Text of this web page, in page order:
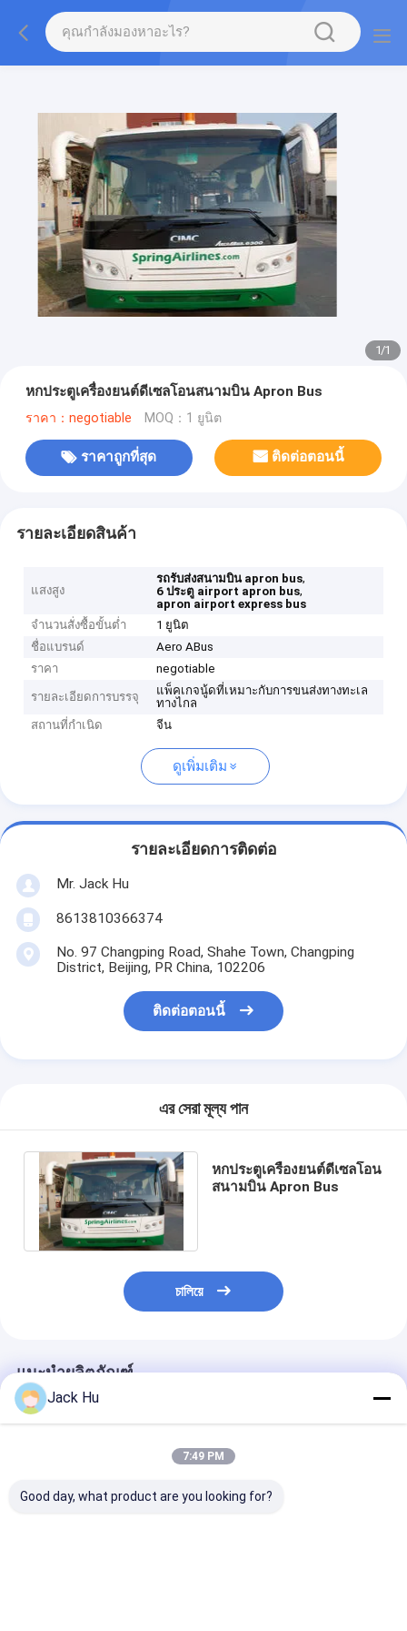
1/1
หกประตูเครื่องยนต์ดีเซลโอนสนามบิน Apron Bus
ราคา：negotiable MOQ：1 ยูนิต
ราคาถูกที่สุด ติดต่อตอนนี้
รายละเอียดสินค้า
แสงสูง
รถรับส่งสนามบิน apron bus,
6 ประตู airport apron bus,
apron airport express bus
จำนวนสั่งซื้อขั้นต่ำ
1 ยูนิต
ชื่อแบรนด์
Aero ABus
ราคา
negotiable
รายละเอียดการบรรจุ
แพ็คเกจนู้ดที่เหมาะกับการขนส่งทางทะเล
ทางไกล
สถานที่กำเนิด
จีน
ดูเพิ่มเติม
รายละเอียดการติดต่อ
Mr. Jack Hu
8613810366374
No. 97 Changping Road, Shahe Town, Changping
District, Beijing, PR China, 102206
ติดต่อตอนนี้
এর সেরা মূল্য পান
หกประตูเครื่องยนต์ดีเซลโอน
สนามบิน Apron Bus
চালিয়ে
แนะนำผลิตภัณฑ์
Jack Hu
7:49 PM
Good day, what product are you looking for?